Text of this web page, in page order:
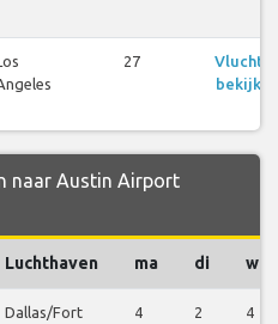
27
naar Austin Airport
Luchthaven ma di wo
Dallas/Fort
4 2 4